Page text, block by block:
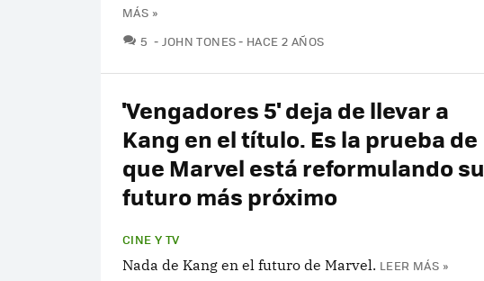
MÁS »
5 COMENTARIOS
JOHN TONES HACE 2 AÑOS
'Vengadores 5' deja de llevar a
Kang en el título. Es la prueba de
que Marvel está reformulando su
futuro más próximo
CINE Y TV
Nada de Kang en el futuro de Marvel. LEER MÁS »